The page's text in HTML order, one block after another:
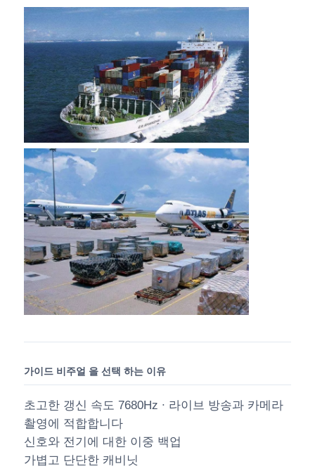
가이드 비주얼 을 선택 하는 이유
초고한 갱신 속도 7680Hz ∙ 라이브 방송과 카메라
촬영에 적합합니다
신호와 전기에 대한 이중 백업
가볍고 단단한 캐비닛